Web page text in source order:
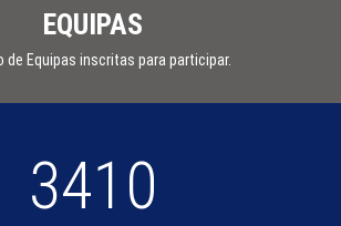
EQUIPAS
de Equipas inscritas para participar.
3410